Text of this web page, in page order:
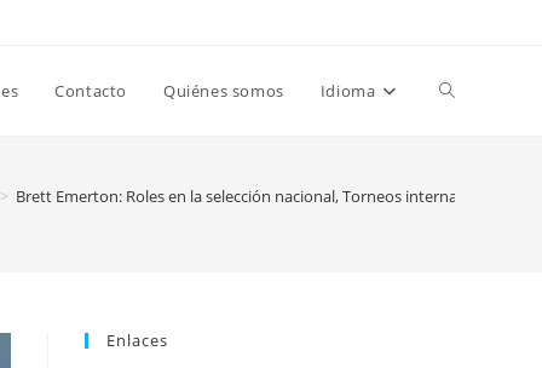
Contacto Quiénes somos Idioma Toggle
> Brett Emerton: Roles en la selección nacional, Torneos internacionales,
Enlaces